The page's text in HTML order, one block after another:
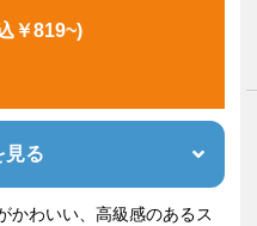
￥819~)
見る
かわいい、高級感のあるス